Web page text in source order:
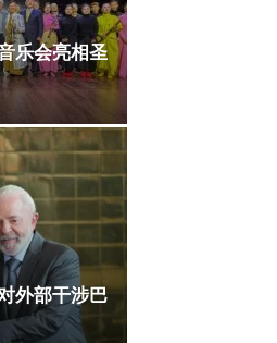
乐会亮相圣
外部干涉巴